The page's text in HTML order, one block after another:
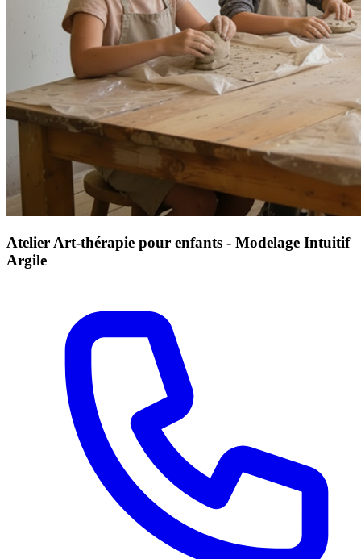
Atelier Art-thérapie pour enfants - Modelage Intuitif
Argile